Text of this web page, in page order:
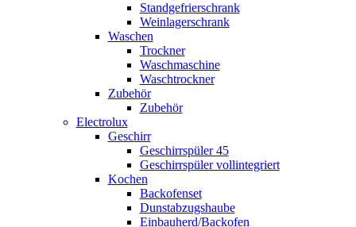
Standgefrierschrank
Weinlagerschrank
Waschen
Trockner
Waschmaschine
Waschtrockner
Zubehör
Zubehör
Electrolux
Geschirr
Geschirrspüler 45
Geschirrspüler vollintegriert
Kochen
Backofenset
Dunstabzugshaube
Einbauherd/Backofen